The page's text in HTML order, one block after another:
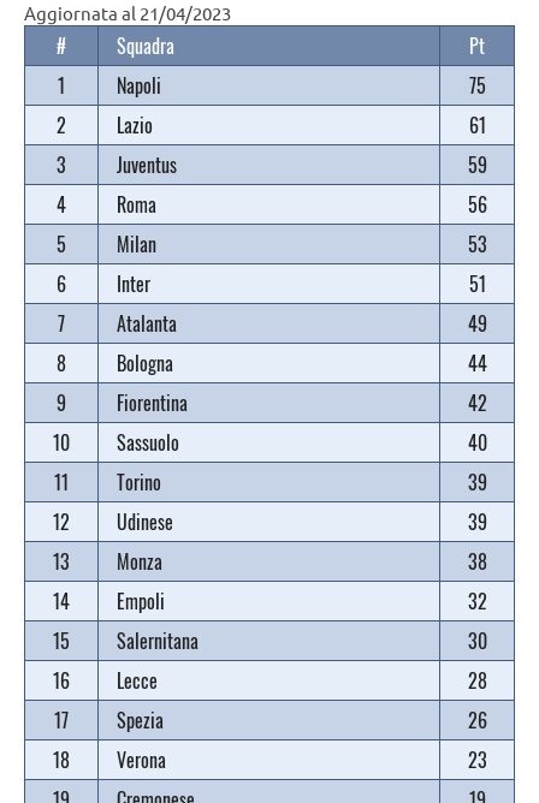
Aggiornata al 21/04/2023
# Squadra
Pt
1
Napoli
75
2
Lazio
61
3
Juventus
59
4
Roma
56
5
Milan
53
6
Inter
51
7
Atalanta
49
8
Bologna
44
9
Fiorentina
42
10
Sassuolo
40
11
Torino
39
12
Udinese
39
13
Monza
38
14
Empoli
32
15
Salernitana
30
16
Lecce
28
17
Spezia
26
18
Verona
23